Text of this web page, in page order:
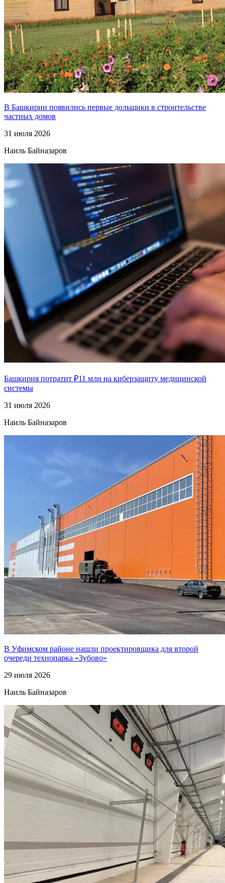
В Башкирии появились первые дольщики в строительстве
частных домов
31 июля 2026
Наиль Байназаров
Башкирия потратит ₽11 млн на киберзащиту медицинской
системы
31 июля 2026
Наиль Байназаров
В Уфимском районе нашли проектировщика для второй
очереди технопарка «Зубово»
29 июля 2026
Наиль Байназаров